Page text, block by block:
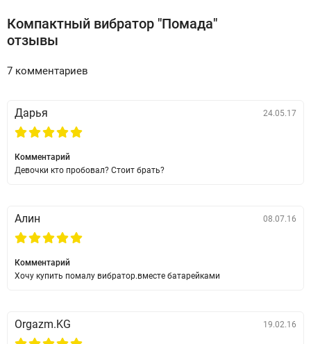
Помадкапредставлен в нескольких цветах.
Компактный вибратор "Помада"
отзывы
7 комментариев
Дарья 24.05.17
Комментарий
Девочки кто пробовал? Стоит брать?
Алин 08.07.16
Комментарий
Хочу купить помалу вибратор.вместе батарейками
Orgazm.KG 19.02.16